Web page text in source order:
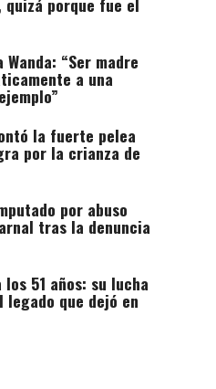
“Ser madre
a una
la fuerte pelea
por la crianza de
por abuso
tras la denuncia
51 años: su lucha
que dejó en